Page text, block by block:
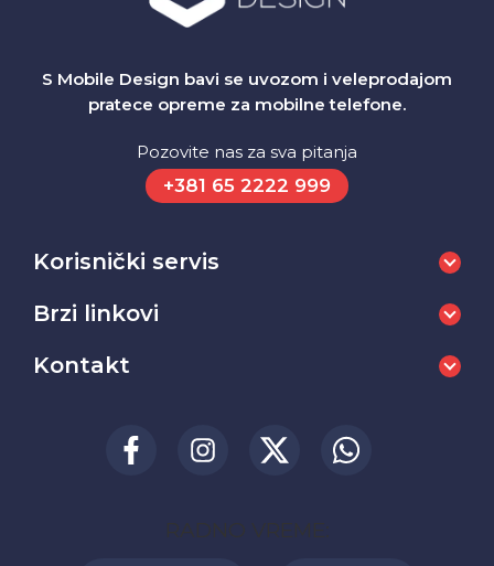
S Mobile Design bavi se uvozom i veleprodajom
pratece opreme za mobilne telefone.
Pozovite nas za sva pitanja
+381 65 2222 999
Korisnički servis
Brzi linkovi
Kontakt
RADNO VREME: